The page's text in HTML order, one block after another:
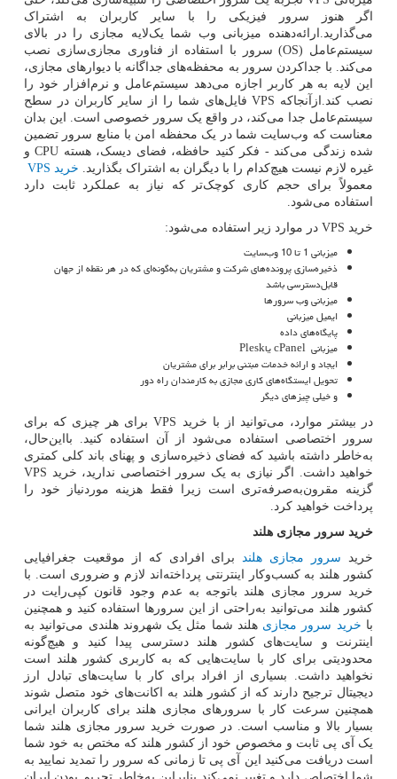
اگر هنوز سرور فیزیکی را با سایر کاربران به اشتراک
می‌گذارید.ارائه‌دهنده میزبانی وب شما یک‌لایه مجازی را در بالای
سیستم‌عامل (OS) سرور با استفاده از فناوری مجازی‌سازی نصب
می‌کند. با جداکردن سرور به محفظه‌های جداگانه با دیوارهای مجازی،
این لایه به هر کاربر اجازه می‌دهد سیستم‌عامل و نرم‌افزار خود را
نصب کند.ازآنجاکه VPS فایل‌های شما را از سایر کاربران در سطح
سیستم‌عامل جدا می‌کند، در واقع یک سرور خصوصی است. این بدان
معناست که وب‌سایت شما در یک محفظه امن با منابع سرور تضمین
شده زندگی می‌کند - فکر کنید حافظه، فضای دیسک، هسته CPU و
غیره لازم نیست هیچ‌کدام را با دیگران به اشتراک بگذارید. خرید VPS
معمولاً برای حجم کاری کوچک‌تر که نیاز به عملکرد ثابت دارد
استفاده می‌شود.
خرید VPS در موارد زیر استفاده می‌شود:
میزبانی 1 تا 10 وب‌سایت
ذخیره‌سازی پرونده‌های شرکت و مشتریان به‌گونه‌ای که در هر نقطه از جهان
قابل‌دسترسی باشد
میزبانی وب سرورها
ایمیل میزبانی
پایگاه‌های داده
میزبانی cPanelیاPlesk
ایجاد و ارائه خدمات مبتنی برابر برای مشتریان
تحویل ایستگاه‌های کاری مجازی به کارمندان راه دور
و خیلی چیزهای دیگر
در بیشتر موارد، می‌توانید از با خرید VPSبرای هر چیزی که برای
سرور اختصاصی استفاده می‌شود از آن استفاده کنید. بااین‌حال،
به‌خاطر داشته باشید که فضای ذخیره‌سازی و پهنای باند کلی کمتری
خواهید داشت. اگر نیازی به یک سرور اختصاصی ندارید، خرید VPS
گزینه مقرون‌به‌صرفه‌تری است زیرا فقط هزینه موردنیاز خود را
پرداخت خواهید کرد.
خرید سرور مجازی هلند
خرید سرور مجازی هلند
برای افرادی که از موقعیت جغرافیایی
کشور هلند به کسب‌وکار اینترنتی پرداخته‌اند لازم و ضروری است. با
خرید سرور مجازی هلند باتوجه ‌به عدم وجود قانون کپی‌رایت در
کشور هلند می‌توانید به‌راحتی از این سرورها استفاده کنید و همچنین
با خرید سرور مجازی هلند شما مثل یک شهروند هلندی می‌توانید به
اینترنت و سایت‌های کشور هلند دسترسی پیدا کنید و هیچ‌گونه
محدودیتی برای کار با سایت‌هایی که به کاربری کشور هلند است
نخواهید داشت. بسیاری از افراد برای کار با سایت‌های تبادل ارز
دیجیتال ترجیح دارند که از کشور هلند به اکانت‌های خود متصل شوند
همچنین سرعت کار با سرورهای مجازی هلند برای کاربران ایرانی
بسیار بالا و مناسب است. در صورت خرید سرور مجازی هلند شما
یک آی پی ثابت و مخصوص خود از کشور هلند که مختص به خود شما
است دریافت می‌کنید این آی پی تا زمانی که سرور را تمدید نمایید به